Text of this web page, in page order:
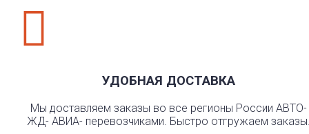

УДОБНАЯ ДОСТАВКА
Мы доставляем заказы во все регионы России АВТО-
ЖД- АВИА- перевозчиками. Быстро отгружаем